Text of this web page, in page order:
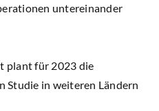
untereinander
plant für 2023 die
Studie in weiteren Ländern